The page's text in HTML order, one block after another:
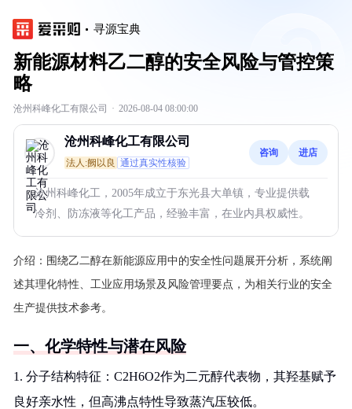
寻源宝典
新能源材料乙二醇的安全风险与管控策
略
沧州科峰化工有限公司 · 2026-08-04 08:00:00
沧州科峰化工有限公司
法人:阙以良 通过真实性核验
咨询 进店
沧州科峰化工，2005年成立于东光县大单镇，专业提供载
冷剂、防冻液等化工产品，经验丰富，在业内具权威性。
介绍： 围绕乙二醇在新能源应用中的安全性问题展开分析，系统阐
述其理化特性、工业应用场景及风险管理要点，为相关行业的安全
生产提供技术参考。
一、化学特性与潜在风险
1. 分子结构特征：C2H6O2作为二元醇代表物，其羟基赋予
良好亲水性，但高沸点特性导致蒸汽压较低。